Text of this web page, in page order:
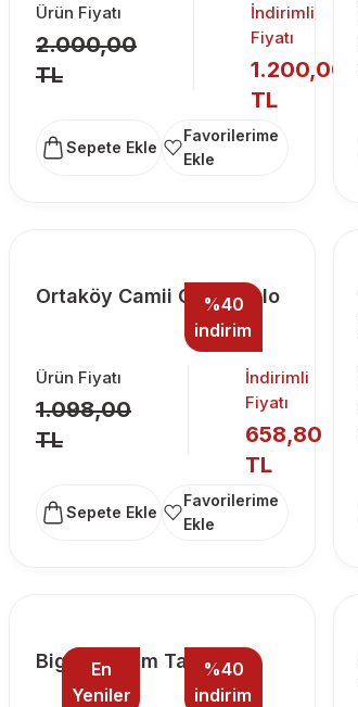
Ürün Fiyatı
2.000,00
TL
İndirimli
Fiyatı
1.200,00
TL
Sepete Ekle
%40
indirim
Ortaköy Camii Cam Tablo
Ürün Fiyatı
1.098,00
TL
İndirimli
Fiyatı
658,80
TL
Sepete Ekle
%40
indirim
En
Yeniler
Big Ben Cam Tablo